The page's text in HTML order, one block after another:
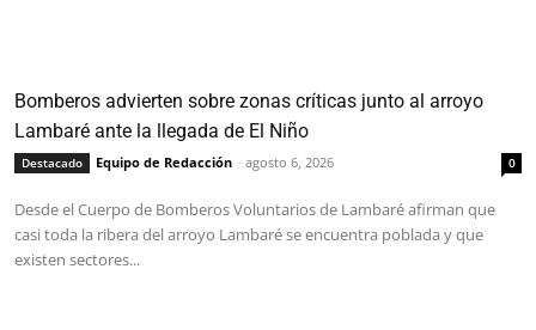
Bomberos advierten sobre zonas críticas junto al arroyo
Lambaré ante la llegada de El Niño
Destacado Equipo de Redacción - agosto 6, 2026 0
Desde el Cuerpo de Bomberos Voluntarios de Lambaré afirman que
casi toda la ribera del arroyo Lambaré se encuentra poblada y que
existen sectores...